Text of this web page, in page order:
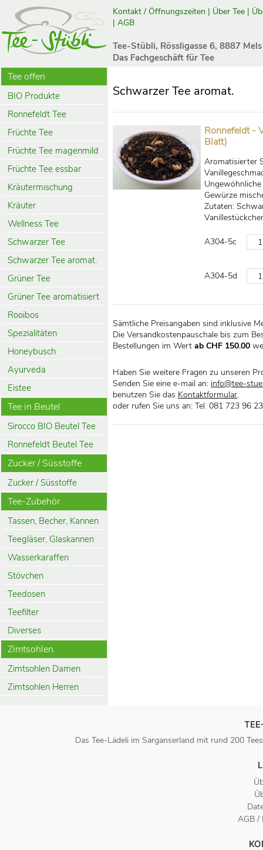
Kontakt / Öffnungszeiten | Über Tee |
| AGB
Tee-Stübli, Rössligasse 6, 8887 Mels
Das Fachgeschäft für Tee
Tee offen
BIO Produkte
Ronnefeldt Tee
Früchte Tee
Früchte Tee magenmild
Früchte Tee essbar
Kräutermischung
Kräuter
Wellness Tee
Schwarzer Tee
Schwarzer Tee aromat.
Grüner Tee
Grüner Tee aromatisiert
Rooibos
Spezialitäten
Honeybusch
Ayurveda
Eistee
Tee in Beutel
Sirocco BIO Beutel Tee
Ronnefeldt Beutel Tee
Zucker / Süsstoffe
Zucker / Süsstoffe
Tee-Zubehör
Tassen, Becher, Kannen
Teegläser, Glaskannen
Wasserkaraffen
Stövchen
Teedosen
Teefilter
Diverses
Zimtsohlen
Zimtsohlen Damen
Zimtsohlen Herren
Schwarzer Tee aromat.
Ronnefeldt -
Blatt)
Aromatisierter
Gewürze
Zutaten:
A304-5c
A304-5d
Sämtliche Preisangaben sind inklusive
Die Versandkostenpauschale bis zum
Bestellungen im Wert ab CHF 150.00
Haben Sie weitere Fragen zu unseren
Senden Sie eine e-mail an: info@tee-
benutzen Sie das Kontaktformular,
oder rufen Sie uns an: Tel. 081 723 96 23
Das Tee-Lädeli im Sarganserland mit rund 200
AGB /